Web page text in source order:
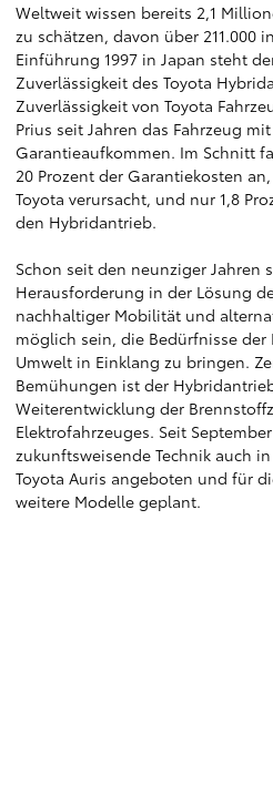
Weltweit wissen bereits 2,1
zu schätzen, davon über 211.000
Einführung 1997 in Japan steht
Zuverlässigkeit des Toyota
Zuverlässigkeit von Toyota
Prius seit Jahren das Fahrzeug
Garantieaufkommen. Im Schnitt
20 Prozent der Garantiekosten
Toyota verursacht, und nur 1,8
den Hybridantrieb.
Schon seit den neunziger Jahren
Herausforderung in der Lösung
nachhaltiger Mobilität und
möglich sein, die Bedürfnisse
Umwelt in Einklang zu bringen.
Bemühungen ist der
Weiterentwicklung der
Elektrofahrzeuges. Seit
zukunftsweisende Technik auch
Toyota Auris angeboten und für
weitere Modelle geplant.